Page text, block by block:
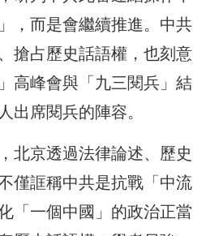
，而是會繼續推進。中共
搶占歷史話語權，也刻意
高峰會與「九三閱兵」結
出席閱兵的陣容。
北京透過法律論述、歷史
僅誆稱中共是抗戰「中流
「一個中國」的政治正當